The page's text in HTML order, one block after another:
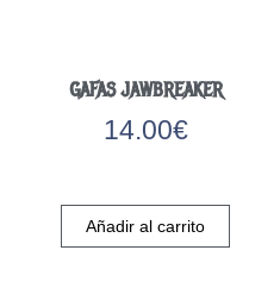
GAFAS JAWBREAKER
14.00€
Añadir al carrito